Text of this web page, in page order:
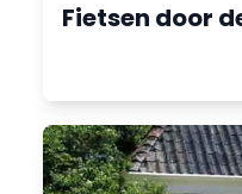
Fietsen door